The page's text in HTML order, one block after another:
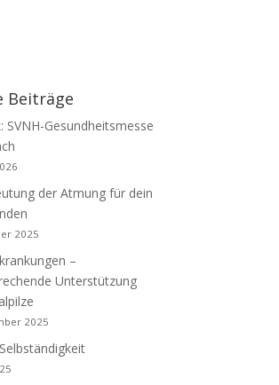
Beiträge
SVNH-Gesundheitsmesse
der Atmung für dein
2025
–
Unterstützung
2025